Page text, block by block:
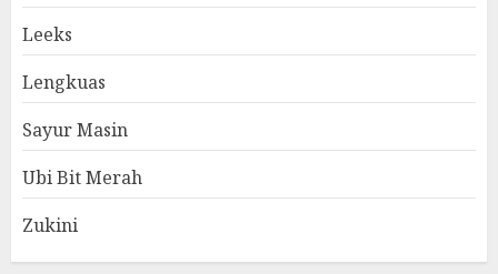
Leeks
Lengkuas
Sayur Masin
Ubi Bit Merah
Zukini